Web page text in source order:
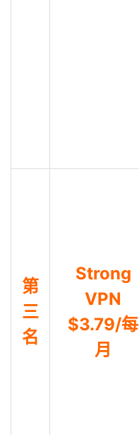
第
三
名
Strong
VPN
$3.79/每
月